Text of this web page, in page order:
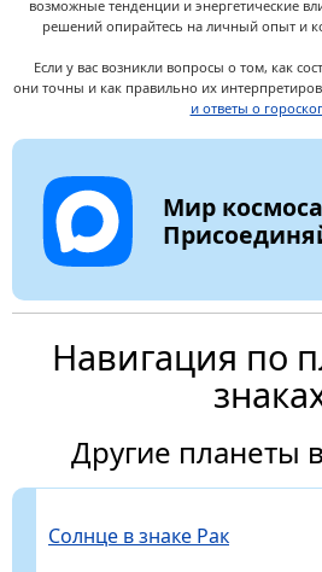
возможные тенденции и энергетические
решений опирайтесь на личный опыт и
Если у вас возникли вопросы о том, как
они точны и как правильно их
и ответы о
Мир
Навигация по
Другие планеты
Солнце в знаке Рак